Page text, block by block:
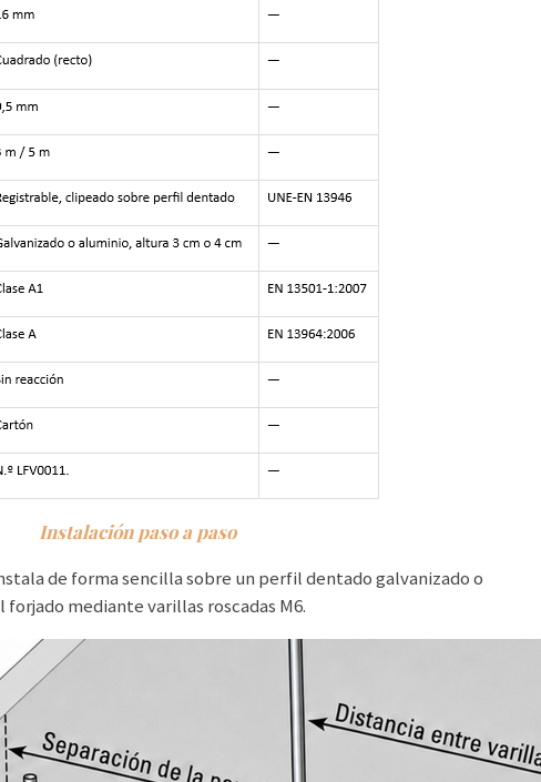
Instalación paso a paso
de forma sencilla sobre un perfil dentado galvanizado o
mediante varillas roscadas M6.